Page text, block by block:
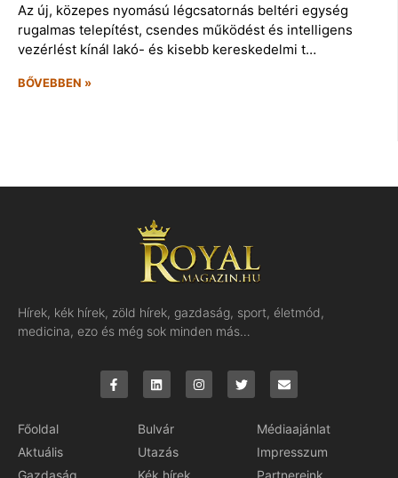
Az új, közepes nyomású légcsatornás beltéri egység
rugalmas telepítést, csendes működést és intelligens
vezérlést kínál lakó- és kisebb kereskedelmi t…
BŐVEBBEN »
Hírek, kék hírek, zöld hírek, gazdaság, sport, életmód,
medicina, ezo és még sok minden más…
Főoldal
Aktuális
Gazdaság
Bulvár
Utazás
Kék hírek
Médiaajánlat
Impresszum
Partnereink